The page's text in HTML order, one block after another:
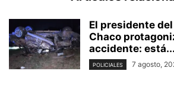
El presidente
Chaco
accidente: está...
POLICIALES 7 agosto,